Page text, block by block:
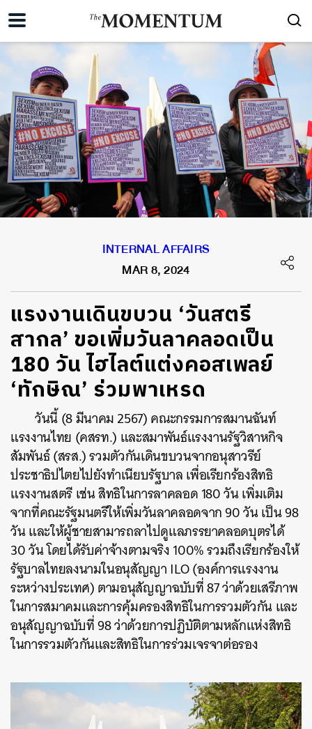
INTERNAL AFFAIRS
MAR 8, 2024
แรงงานเดินขบวน ‘วันสตรี
สากล’ ขอเพิ่มวันลาคลอดเป็น
180 วัน ไฮไลต์แต่งคอสเพลย์
‘ทักษิณ’ ร่วมพาเหรด
วันนี้ (8 มีนาคม 2567) คณะกรรมการสมานฉันท์
แรงงานไทย (คสรท.) และสมาพันธ์แรงงานรัฐวิสาหกิจ
สัมพันธ์ (สรส.) รวมตัวกันเดินขบวนจากอนุสาวรีย์
ประชาธิปไตยไปยังทำเนียบรัฐบาล เพื่อเรียกร้องสิทธิ
แรงงานสตรี เช่น สิทธิในการลาคลอด 180 วัน เพิ่มเติม
จากที่คณะรัฐมนตรีให้เพิ่มวันลาคลอดจาก 90 วัน เป็น 98
วัน และให้ผู้ชายสามารถลาไปดูแลภรรยาคลอดบุตรได้
30 วัน โดยได้รับค่าจ้างตามจริง 100% รวมถึงเรียกร้องให้
รัฐบาลไทยลงนามในอนุสัญญา ILO (องค์การแรงงาน
ระหว่างประเทศ) ตามอนุสัญญาฉบับที่ 87 ว่าด้วยเสรีภาพ
ในการสมาคมและการคุ้มครองสิทธิในการรวมตัวกัน และ
อนุสัญญาฉบับที่ 98 ว่าด้วยการปฏิบัติตามหลักแห่งสิทธิ
ในการรวมตัวกันและสิทธิในการร่วมเจรจาต่อรอง